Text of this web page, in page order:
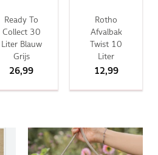
Ready To
Collect 30
Liter Blauw
Grijs
26,99
Rotho
Afvalbak
Twist 10
Liter
12,99